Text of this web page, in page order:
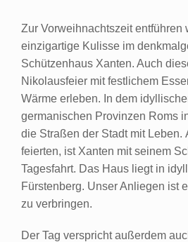
Zur Vorweihnachtszeit
einzigartige Kulisse im
Schützenhaus Xanten. Auch
Nikolausfeier mit festlichem
Wärme erleben. In dem
germanischen Provinzen Roms
die Straßen der Stadt mit
feierten, ist Xanten mit seinem
Tagesfahrt. Das Haus liegt in
Fürstenberg. Unser Anliegen ist
zu verbringen.
Der Tag verspricht außerdem